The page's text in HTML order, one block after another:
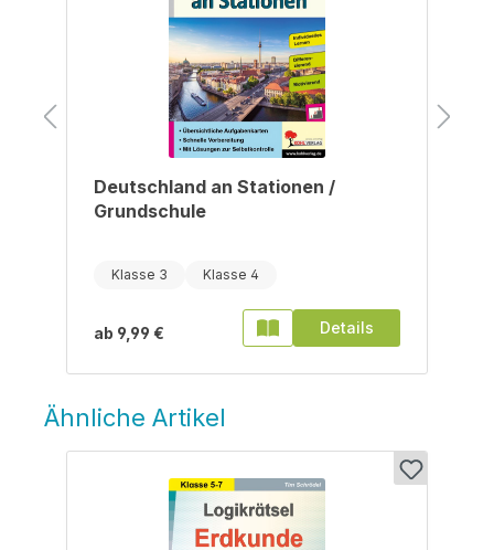
Deutschland an Stationen /
Grundschule
Klasse 3 Klasse 4
ab 9,99 € Details
Ähnliche Artikel